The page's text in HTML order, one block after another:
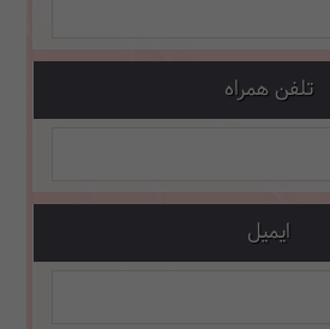
تلفن همراه
ایمیل